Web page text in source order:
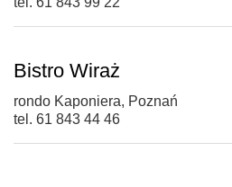
Bistro Wiraż
rondo Kaponiera, Poznań
tel. 61 843 44 46